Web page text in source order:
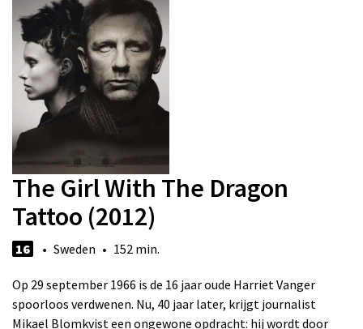
The Girl With The Dragon
Tattoo (2012)
16 • Sweden • 152 min.
Op 29 september 1966 is de 16 jaar oude Harriet Vanger
spoorloos verdwenen. Nu, 40 jaar later, krijgt journalist
Mikael Blomkvist een ongewone opdracht: hij wordt door